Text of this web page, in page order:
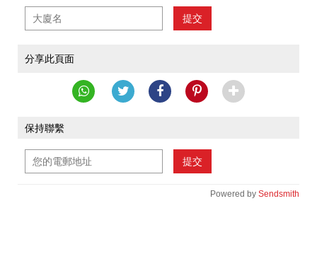
提交
分享此頁面
保持聯繫
提交
Powered by Sendsmith